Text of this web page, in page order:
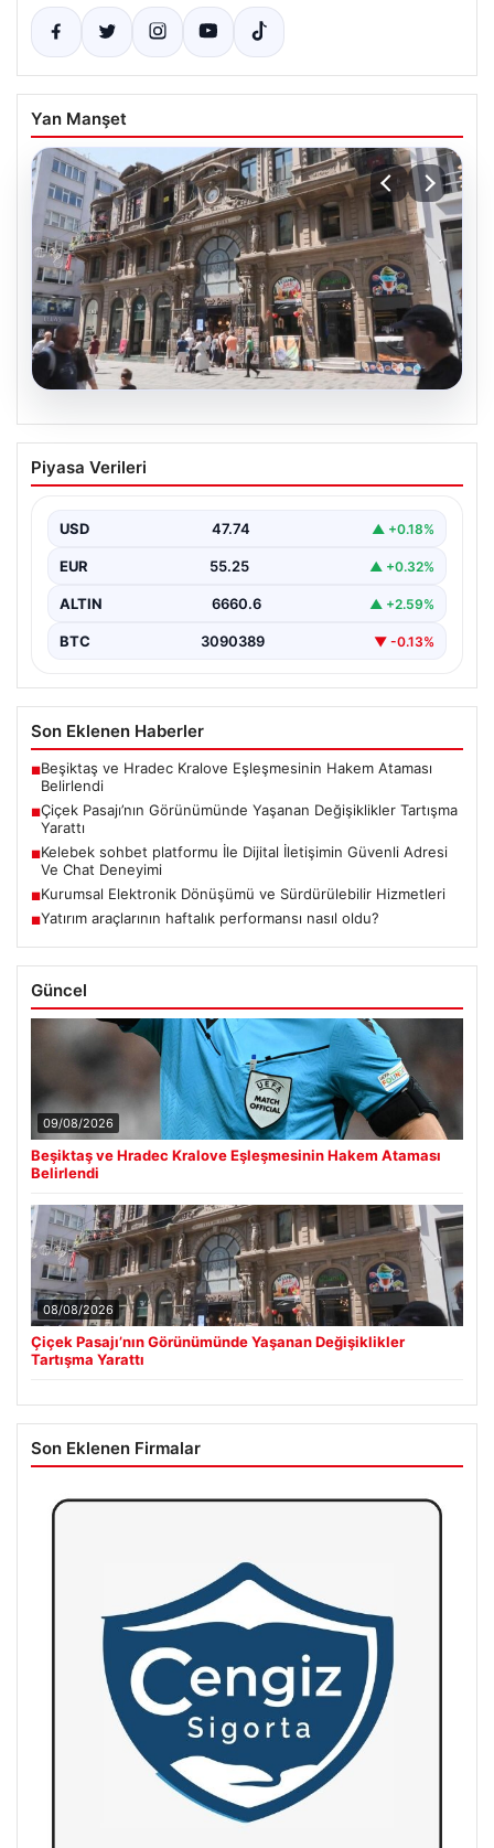
Yan Manşet
08.08.2026
Çiçek Pasajı’nın Görünümünde Yaşanan
Değişiklikler Tartışma Yarattı
Çiçek Pasajı, son dönemde giriş cephesine
yerleştirilen…
Piyasa Verileri
USD 47.74 ▲ +0.18%
EUR 55.25 ▲ +0.32%
ALTIN 6660.6 ▲ +2.59%
BTC 3090389 ▼ -0.13%
Son Eklenen Haberler
■Beşiktaş ve Hradec Kralove Eşleşmesinin Hakem Ataması
Belirlendi
■Çiçek Pasajı’nın Görünümünde Yaşanan Değişiklikler Tartışma
Yarattı
■Kelebek sohbet platformu İle Dijital İletişimin Güvenli Adresi
Ve Chat Deneyimi
■Kurumsal Elektronik Dönüşümü ve Sürdürülebilir Hizmetleri
■Yatırım araçlarının haftalık performansı nasıl oldu?
Güncel
09/08/2026
Beşiktaş ve Hradec Kralove Eşleşmesinin Hakem Ataması
Belirlendi
08/08/2026
Çiçek Pasajı’nın Görünümünde Yaşanan Değişiklikler
Tartışma Yarattı
Son Eklenen Firmalar